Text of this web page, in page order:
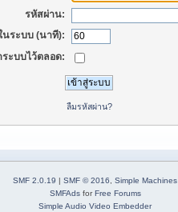
รหัสผ่าน:
นระบบ (นาที):
ะบบไว้ตลอด:
ลืมรหัสผ่าน?
SMF 2.0.19 | SMF © 2016
Simple Machines
SMFAdsforFree Forums
Simple Audio Video Embedder